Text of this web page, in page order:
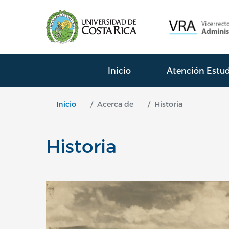
Navegación
Inicio Atención
Inicio Acerca de Historia
Historia